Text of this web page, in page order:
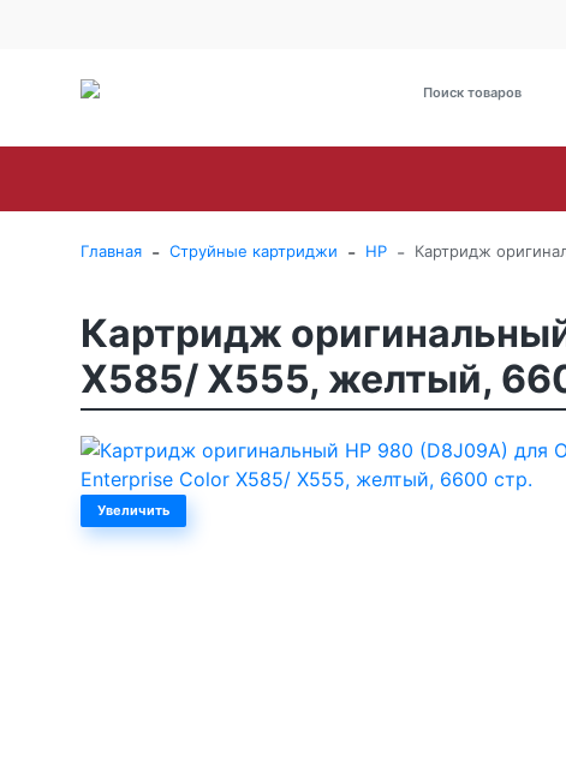
Главная - Струйные картриджи - HP - Картридж
Картридж
X585/ X555, желтый,
Увеличить